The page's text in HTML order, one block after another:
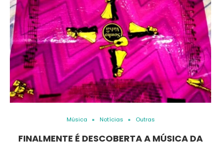
Música Notícias Outras
FINALMENTE É DESCOBERTA A MÚSICA DA